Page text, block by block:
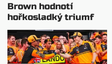
Brown hodnotí
hořkosladký triumf
McLarenu v
Maďarsku